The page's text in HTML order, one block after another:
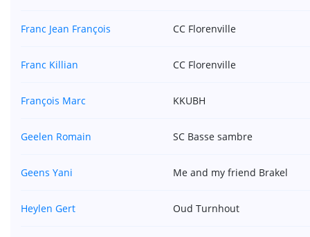
Franc Jean François CC Florenville
Franc Killian CC Florenville
François Marc KKUBH
Geelen Romain SC Basse sambre
Geens Yani Me and my friend Brakel
Heylen Gert Oud Turnhout